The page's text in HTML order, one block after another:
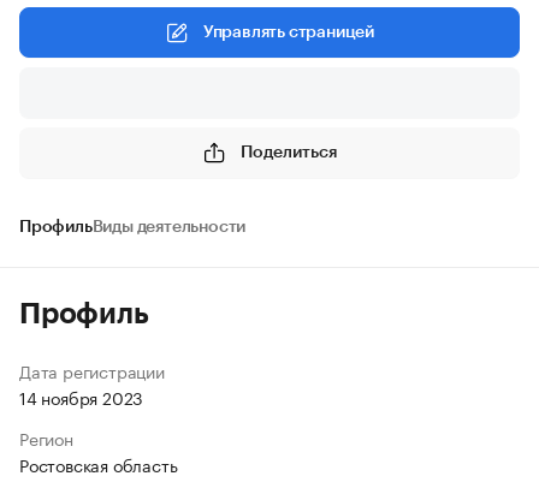
Управлять страницей
Поделиться
ПрофильВиды деятельности
Профиль
Дата регистрации
14 ноября 2023
Регион
Ростовская область